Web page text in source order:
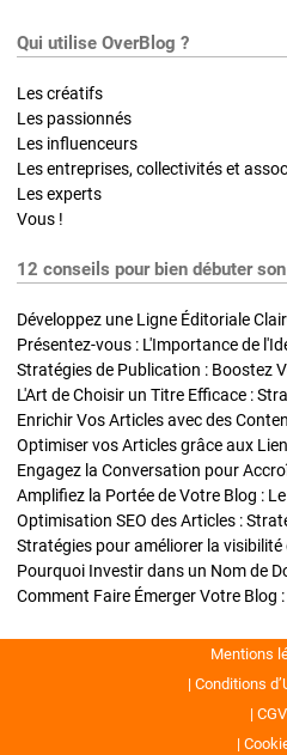
Qui utilise OverBlog ?
Les créatifs
Les passionnés
Les influenceurs
Les entreprises, collectivités et
Les experts
Vous !
12 conseils pour bien débuter
Développez une Ligne Éditoriale
Présentez-vous : L'Importance de
L'Art de Choisir un Titre Efficace :
Optimiser vos Articles grâce aux
Engagez la Conversation pour
Amplifiez la Portée de Votre Blog :
Mentions
Conditions
CGV